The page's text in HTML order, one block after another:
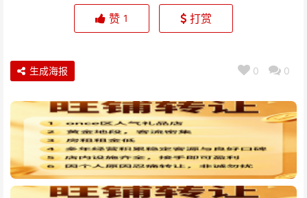
赞 1 打赏
0 0
生成海报